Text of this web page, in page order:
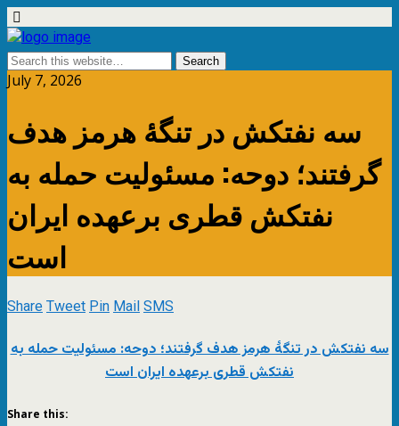
July 7, 2026
سه نفتکش در تنگهٔ هرمز هدف
گرفتند؛ دوحه: مسئولیت حمله به
نفتکش قطری برعهده ایران
است
ShareTweetPinMailSMS
سه نفتکش در تنگهٔ هرمز هدف گرفتند؛ دوحه: مسئولیت حمله به
نفتکش قطری برعهده ایران است
Share this: